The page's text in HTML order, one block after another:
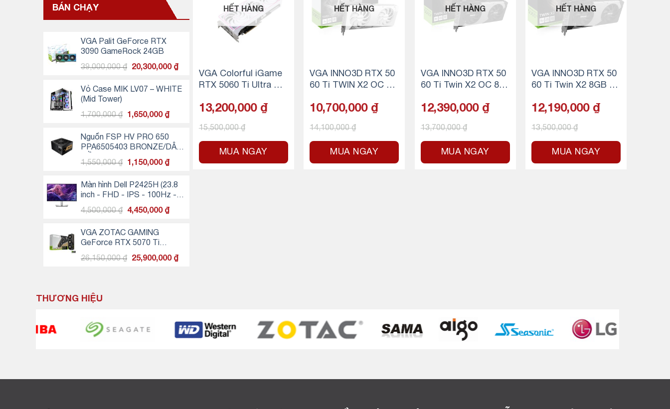
BÁN CHẠY
VGA Palit GeForce RTX
3090 GameRock 24GB
39,000,000₫
Giá
là:
20,300,000 ₫
tại
20,300,000 ₫.
Vỏ Case MIK LV07 – WHITE
(Mid Tower)
1,700,000₫
Giá
là:
1,700,000 ₫.
1,650,000 ₫
là:
Nguồn FSP HV PRO 650
PPA6505403 BRONZE/DÂY
LIỀN/EU/ĐEN
1,550,000₫
Giá
là:
1,550,000 ₫.
1,150,000 ₫
tại
là:
Màn hình Dell P2425H (23.8
inch - FHD - IPS - 100Hz -
5ms - USB TypeC)
4,500,000₫
Giá
là:
4,500,000 ₫.
4,450,000 ₫
VGA ZOTAC GAMING
GeForce RTX 5070 Ti
SOLID OC
26,150,000₫
Giá
25,900,000 ₫
HẾT HÀNG
VGA Colorful iGame
RTX 5060 Ti Ultra W
13,200,000 ₫
15,500,000₫
MUA NGAY
HẾT HÀNG
VGA INNO3D RTX 50
60 Ti TWIN X2 OC W
10,700,000 ₫
14,100,000₫
MUA NGAY
HẾT HÀNG
VGA INNO3D RTX 50
60 Ti Twin X2 OC 8G
12,390,000 ₫
13,700,000₫
MUA NGAY
HẾT HÀNG
VGA INNO3D RTX 50
60 Ti Twin X2 8GB G
12,190,000 ₫
13,500,000₫
MUA NGAY
THƯƠNG HIỆU